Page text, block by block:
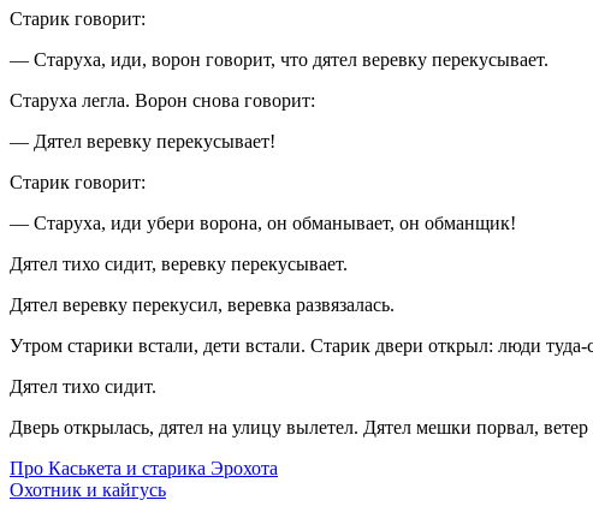
Старик говорит:
— Старуха, иди, ворон говорит, что дятел веревку перекусывает.
Старуха легла. Ворон снова говорит:
— Дятел веревку перекусывает!
Старик говорит:
— Старуха, иди убери ворона, он обманывает, он обманщик!
Дятел тихо сидит, веревку перекусывает.
Дятел веревку перекусил, веревка развязалась.
Утром старики встали, дети встали. Старик двери открыл: люди туда-
Дятел тихо сидит.
Дверь открылась, дятел на улицу вылетел. Дятел мешки порвал,
Про Каськета и старика Эрохота
Охотник и кайгусь